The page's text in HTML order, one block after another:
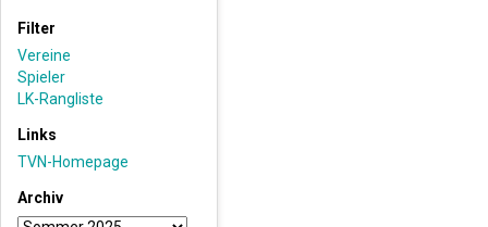
Filter
Vereine
Spieler
LK-Rangliste
Links
TVN-Homepage
Archiv